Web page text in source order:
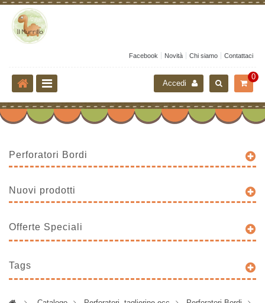
Facebook Novità Chi siamo Contattaci
0
Accedi
Perforatori Bordi
Nuovi prodotti
Offerte Speciali
Tags